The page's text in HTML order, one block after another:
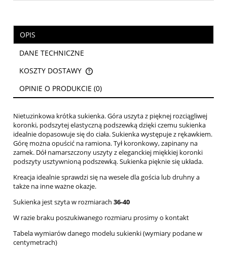
OPIS
DANE TECHNICZNE
KOSZTY DOSTAWY
CENA NIE ZAWIERA EWENTUALNYCH KOSZTÓW PŁATNOŚCI
OPINIE O PRODUKCIE (0)
Nietuzinkowa krótka sukienka. Góra uszyta z pięknej rozciągliwej
koronki, podszytej elastyczną podszewką dzięki czemu sukienka
idealnie dopasowuje się do ciała. Sukienka występuje z rękawkiem.
Górę można opuścić na ramiona. Tył koronkowy, zapinany na
zamek. Dół namarszczony uszyty z eleganckiej miękkiej koronki
podszyty usztywnioną podszewką. Sukienka pięknie się układa.
Kreacja idealnie sprawdzi się na wesele dla gościa lub druhny a
także na inne ważne okazje.
Sukienka jest szyta w rozmiarach 36-40
W razie braku poszukiwanego rozmiaru prosimy o kontakt
Tabela wymiarów danego modelu sukienki (wymiary podane w
centymetrach)